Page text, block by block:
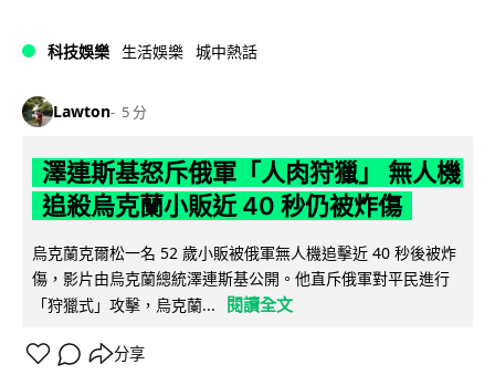
科技娛樂 生活娛樂 城中熱話
Lawton 5 分
澤連斯基怒斥俄軍「人肉狩獵」 無人機
追殺烏克蘭小販近 40 秒仍被炸傷
烏克蘭克爾松一名 52 歲小販被俄軍無人機追擊近 40 秒後被炸
傷，影片由烏克蘭總統澤連斯基公開。他直斥俄軍對平民進行
「狩獵式」攻擊，烏克蘭...
閱讀全文
分享